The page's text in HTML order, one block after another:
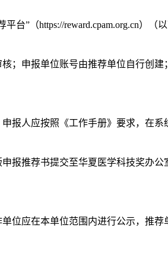
台”（https://reward.cpam.org.cn）（
；申报单位账号由推荐单位自行创建
报人应按照《工作手册》要求，在系
报推荐书提交至华夏医学科技奖办公
位应在本单位范围内进行公示，推荐